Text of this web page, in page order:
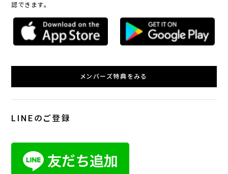
認できます。
メンバーズ特典をみる
LINEのご登録